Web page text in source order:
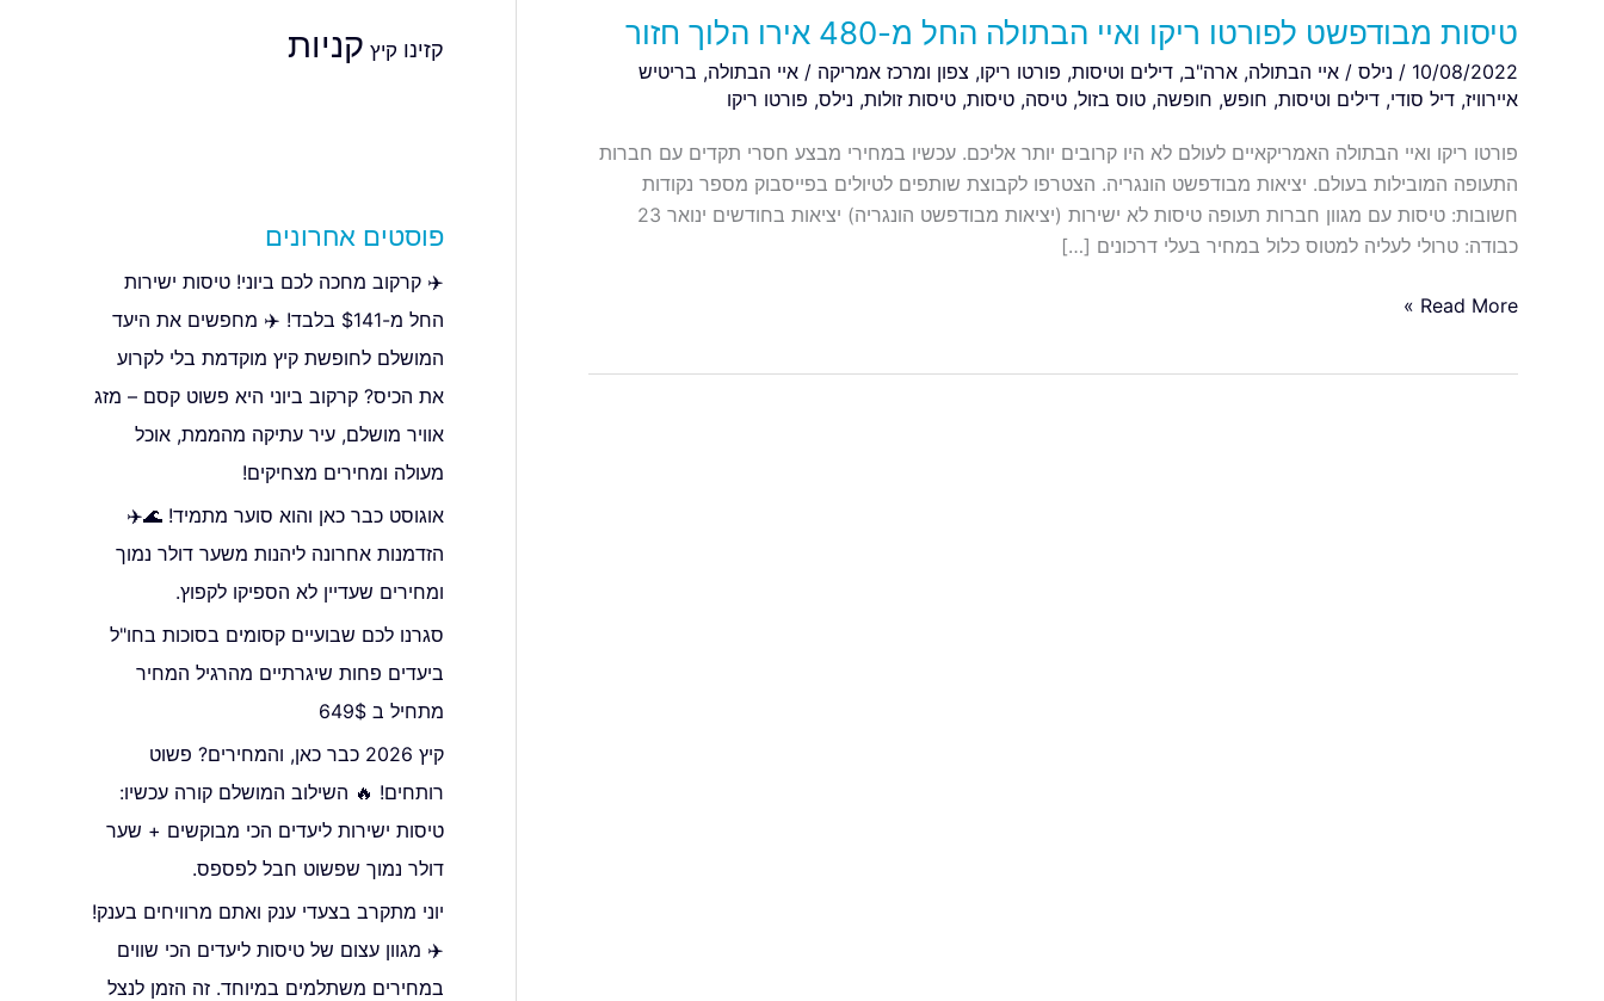
טיסות מבודפשט לפורטו ריקו ואיי הבתולה החל מ-480 אירו הלוך חזור
10/08/2022
/ נילס / איי הבתולה, ארה"ב, דילים וטיסות, פורטו ריקו, צפון ומרכז אמריקה / איי הבתולה, בריטיש
איירוויז, דיל סודי, דילים וטיסות, חופש, חופשה, טוס בזול, טיסה, טיסות, טיסות זולות, נילס, פורטו ריקו
פורטו ריקו ואיי הבתולה האמריקאיים לעולם לא היו קרובים יותר אליכם. עכשיו במחירי מבצע חסרי תקדים עם חברות
התעופה המובילות בעולם. יציאות מבודפשט הונגריה. הצטרפו לקבוצת שותפים לטיולים בפייסבוק מספר נקודות
חשובות: טיסות עם מגוון חברות תעופה טיסות לא ישירות (יציאות מבודפשט הונגריה) יציאות בחודשים ינואר 23
כבודה: טרולי לעליה למטוס כלול במחיר בעלי דרכונים […]
Read More »
קזינו קיץ קניות
פוסטים אחרונים
✈️ קרקוב מחכה לכם ביוני! טיסות ישירות
החל מ-$141 בלבד! ✈️ מחפשים את היעד
המושלם לחופשת קיץ מוקדמת בלי לקרוע
את הכיס? קרקוב ביוני היא פשוט קסם – מזג
אוויר מושלם, עיר עתיקה מהממת, אוכל
מעולה ומחירים מצחיקים!
אוגוסט כבר כאן והוא סוער מתמיד! 🌊✈️
הזדמנות אחרונה ליהנות משער דולר נמוך
ומחירים שעדיין לא הספיקו לקפוץ.
סגרנו לכם שבועיים קסומים בסוכות בחו"ל
ביעדים פחות שיגרתיים מהרגיל המחיר
מתחיל ב 649$
קיץ 2026 כבר כאן, והמחירים? פשוט
רותחים! 🔥 השילוב המושלם קורה עכשיו:
טיסות ישירות ליעדים הכי מבוקשים + שער
דולר נמוך שפשוט חבל לפספס.
יוני מתקרב בצעדי ענק ואתם מרוויחים בענק!
✈️ מגוון עצום של טיסות ליעדים הכי שווים
במחירים משתלמים במיוחד. זה הזמן לנצל